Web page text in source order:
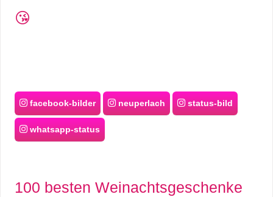
😘
facebook-bilder neuperlach status-bild
whatsapp-status
100 besten Weinachtsgeschenke